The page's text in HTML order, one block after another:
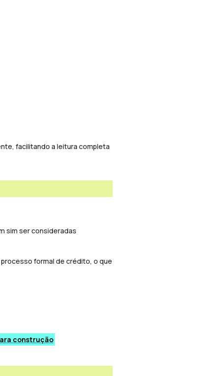
facilitando a leitura completa
sim ser consideradas
formal de crédito, o que
construção